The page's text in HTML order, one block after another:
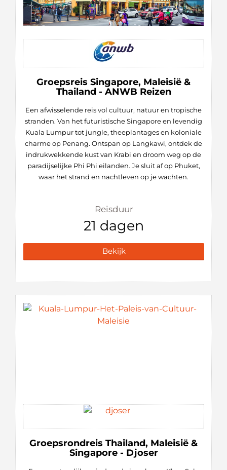
Groepsreis Singapore, Maleisië &
Thailand - ANWB Reizen
Een afwisselende reis vol cultuur, natuur en tropische
stranden. Van het futuristische Singapore en levendig
Kuala Lumpur tot jungle, theeplantages en koloniale
charme op Penang. Ontspan op Langkawi, ontdek de
indrukwekkende kust van Krabi en droom weg op de
paradijselijke Phi Phi eilanden. Je sluit af op Phuket,
waar het strand en nachtleven op je wachten.
Reisduur
21 dagen
Bekijk
Groepsrondreis Thailand, Maleisië &
Singapore - Djoser